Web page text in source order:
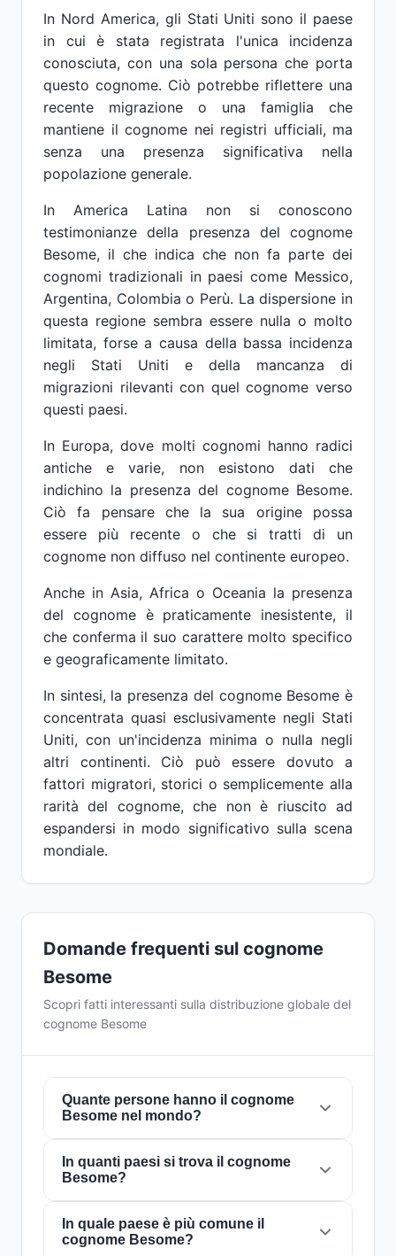
In Nord America, gli Stati Uniti sono il paese
in cui è stata registrata l'unica incidenza
conosciuta, con una sola persona che porta
questo cognome. Ciò potrebbe riflettere una
recente migrazione o una famiglia che
mantiene il cognome nei registri ufficiali, ma
senza una presenza significativa nella
popolazione generale.
In America Latina non si conoscono
testimonianze della presenza del cognome
Besome, il che indica che non fa parte dei
cognomi tradizionali in paesi come Messico,
Argentina, Colombia o Perù. La dispersione in
questa regione sembra essere nulla o molto
limitata, forse a causa della bassa incidenza
negli Stati Uniti e della mancanza di
migrazioni rilevanti con quel cognome verso
questi paesi.
In Europa, dove molti cognomi hanno radici
antiche e varie, non esistono dati che
indichino la presenza del cognome Besome.
Ciò fa pensare che la sua origine possa
essere più recente o che si tratti di un
cognome non diffuso nel continente europeo.
Anche in Asia, Africa o Oceania la presenza
del cognome è praticamente inesistente, il
che conferma il suo carattere molto specifico
e geograficamente limitato.
In sintesi, la presenza del cognome Besome è
concentrata quasi esclusivamente negli Stati
Uniti, con un'incidenza minima o nulla negli
altri continenti. Ciò può essere dovuto a
fattori migratori, storici o semplicemente alla
rarità del cognome, che non è riuscito ad
espandersi in modo significativo sulla scena
mondiale.
Domande frequenti sul cognome
Besome
Scopri fatti interessanti sulla distribuzione globale del
cognome Besome
Quante persone hanno il cognome
Besome nel mondo?
Attualmente ci sono circa1 personecon il
cognomeBesome
significa che circa 1 persona su
8,000,000,000nel mondo porta questo
cognome. È presente in
In quanti paesi si trova il cognome
Besome?
Il cognomeBesomeè presente in1 paesi
tutto il mondo. Questo lo classifica come un
In quale paese è più comune il
cognome Besome?